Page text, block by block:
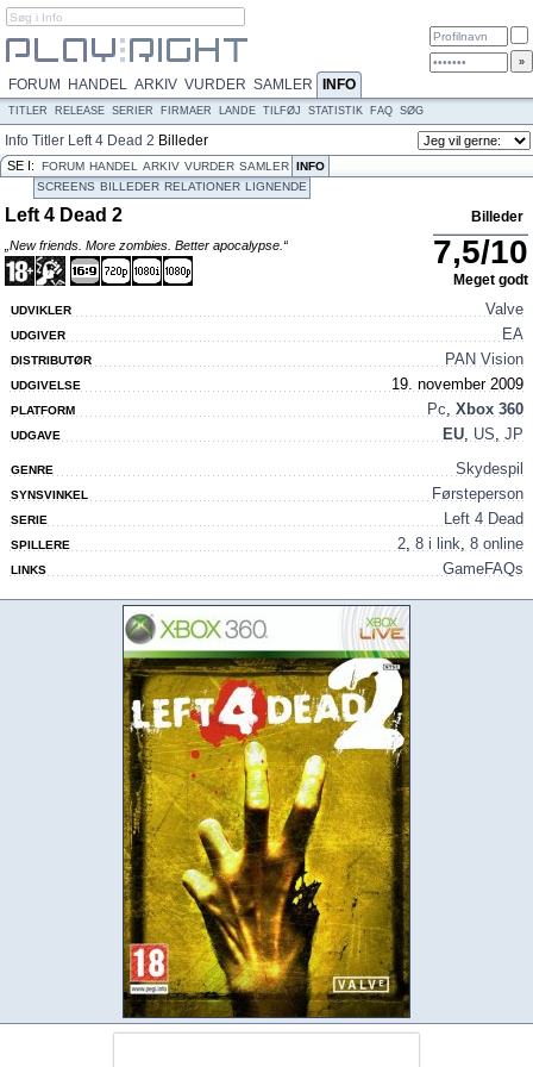
FORUM HANDEL ARKIV VURDER SAMLER INFO
TITLER RELEASE SERIER FIRMAER LANDE TILFØJ STATISTIK FAQ SØG
Info Titler Left 4 Dead 2 Billeder
SE I: FORUM HANDEL ARKIV VURDER SAMLER INFO
SCREENS BILLEDER RELATIONER LIGNENDE
Left 4 Dead 2 Billeder
„New friends. More zombies. Better apocalypse.“ 7,5/10
Meget godt
UDVIKLER Valve
UDGIVER EA
DISTRIBUTØR PAN Vision
UDGIVELSE 19. november 2009
PLATFORM Pc, Xbox 360
UDGAVE EU, US, JP
GENRE Skydespil
SYNSVINKEL Førsteperson
SERIE Left 4 Dead
SPILLERE 2, 8 i link, 8 online
LINKS GameFAQs